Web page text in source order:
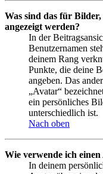
Was sind das für
angezeigt werden?
In der
Benutzernamen
deinem Rang
Punkte, die deine
angeben. Das
„Avatar“
ein persönliches
unterschiedlich ist.
Nach oben
Wie verwende ich
In deinem